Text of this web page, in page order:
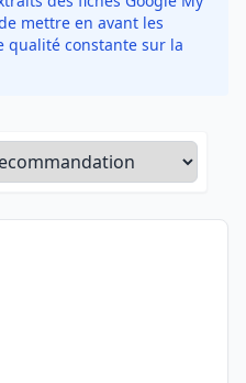
mettre en avant les
constante sur la